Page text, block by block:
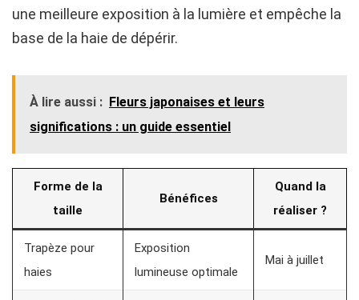
une meilleure exposition à la lumière et empêche la
base de la haie de dépérir.
À lire aussi : Fleurs japonaises et leurs
significations : un guide essentiel
Forme de la
taille
Bénéfices
Quand la
réaliser ?
Trapèze pour
haies
Exposition
lumineuse optimale
Mai à juillet